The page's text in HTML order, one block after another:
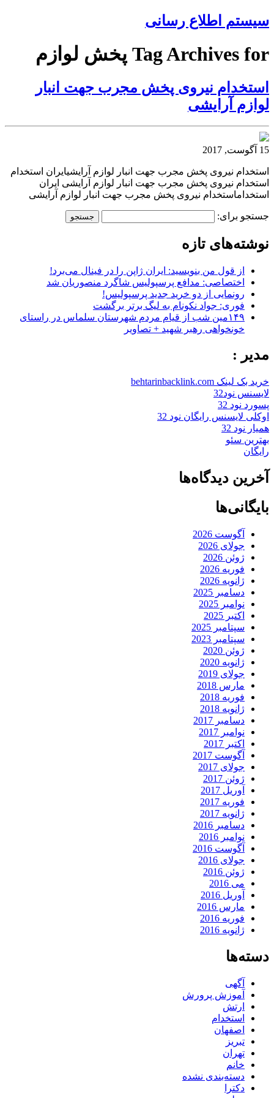
سیستم اطلاع رسانی
Tag Archives for پخش لوازم
استخدام نیروی پخش مجرب جهت انبار
لوازم آرایشی
15 آگوست, 2017
استخدام نیروی پخش مجرب جهت انبار لوازم آرایشیایران استخدام
استخدام نیروی پخش مجرب جهت انبار لوازم آرایشی ایران
استخداماستخدام نیروی پخش مجرب جهت انبار لوازم آرایشی
جستجو برای:
نوشته‌های تازه
از قول من بنویسید: ایران ژاپن را در فینال می‌برد!
اختصاصی: مدافع پرسپولیس شاگرد منصوریان شد
رونمایی از دو خرید جدید پرسپولیس!
فوری: جواد نکونام به لیگ برتر برگشت
۱۴۹مین شب از قیام مردم شهرستان سلماس در راستای
خونخواهی رهبر شهید + تصاویر
مدیر :
خرید بک لینک behtarinbacklink.com
لایسنس نود32
پسورد نود 32
اوکلی لایسنس رایگان نود 32
همیار نود 32
بهترین سئو
رایگان
آخرین دیدگاه‌ها
بایگانی‌ها
آگوست 2026
جولای 2026
ژوئن 2026
فوریه 2026
ژانویه 2026
دسامبر 2025
نوامبر 2025
اکتبر 2025
سپتامبر 2025
سپتامبر 2023
ژوئن 2020
ژانویه 2020
جولای 2019
مارس 2018
فوریه 2018
ژانویه 2018
دسامبر 2017
نوامبر 2017
اکتبر 2017
آگوست 2017
جولای 2017
ژوئن 2017
آوریل 2017
فوریه 2017
ژانویه 2017
دسامبر 2016
نوامبر 2016
آگوست 2016
جولای 2016
ژوئن 2016
می 2016
آوریل 2016
مارس 2016
فوریه 2016
ژانویه 2016
دسته‌ها
آگهی
آموزش پرورش
ارتش
استخدام
اصفهان
تبریز
تهران
خانم
دسته‌بندی نشده
دکترا